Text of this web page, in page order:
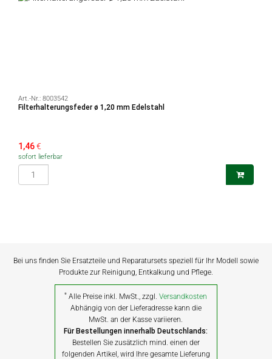
Art.-Nr.: 8003542
Filterhalterungsfeder ø 1,20 mm Edelstahl
1,46€
sofort lieferbar
Bei uns finden Sie Ersatzteile und Reparatursets speziell für Ihr Modell sowie
Produkte zur Reinigung, Entkalkung und Pflege.
* Alle Preise inkl. MwSt., zzgl.Versandkosten
Abhängig von der Lieferadresse kann die
MwSt. an der Kasse variieren.
Für Bestellungen innerhalb Deutschlands:
Bestellen Sie zusätzlich mind. einen der
folgenden Artikel, wird Ihre gesamte Lieferung